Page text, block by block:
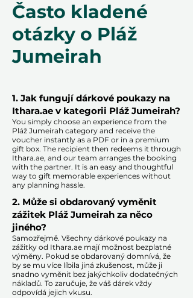
Často kladené
otázky o Pláž
Jumeirah
1. Jak fungují dárkové poukazy na
Ithara.ae v kategorii Pláž Jumeirah?
You simply choose an experience from the
Pláž Jumeirah category and receive the
voucher instantly as a PDF or in a premium
gift box. The recipient then redeems it through
Ithara.ae, and our team arranges the booking
with the partner. It is an easy and thoughtful
way to gift memorable experiences without
any planning hassle.
2. Může si obdarovaný vyměnit
zážitek Pláž Jumeirah za něco
jiného?
Samozřejmě. Všechny dárkové poukazy na
zážitky od Ithara.ae mají možnost bezplatné
výměny. Pokud se obdarovaný domnívá, že
by se mu více líbila jiná zkušenost, může ji
snadno vyměnit bez jakýchkoliv dodatečných
nákladů. To zaručuje, že váš dárek vždy
odpovídá jejich vkusu.